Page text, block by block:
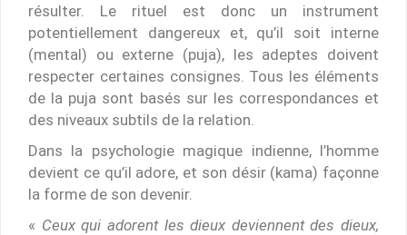
résulter. Le rituel est donc un instrument
potentiellement dangereux et, qu’il soit interne
(mental) ou externe (puja), les adeptes doivent
respecter certaines consignes. Tous les éléments
de la puja sont basés sur les correspondances et
des niveaux subtils de la relation.
Dans la psychologie magique indienne, l’homme
devient ce qu’il adore, et son désir (kama) façonne
la forme de son devenir.
« Ceux qui adorent les dieux deviennent des dieux,